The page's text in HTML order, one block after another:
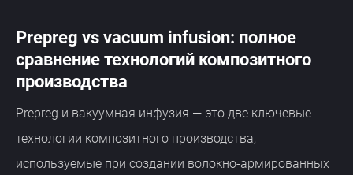
Prepreg vs vacuum infusion: полное
сравнение технологий композитного
производства
Prepreg и вакуумная инфузия — это две ключевые
технологии композитного производства,
используемые при создании волокно-армированных